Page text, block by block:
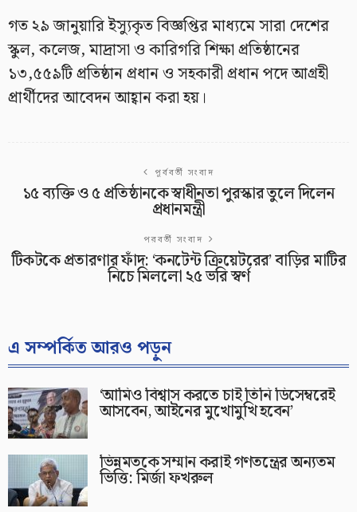
গত ২৯ জানুয়ারি ইস্যুকৃত বিজ্ঞপ্তির মাধ্যমে সারা দেশের
স্কুল, কলেজ, মাদ্রাসা ও কারিগরি শিক্ষা প্রতিষ্ঠানের
১৩,৫৫৯টি প্রতিষ্ঠান প্রধান ও সহকারী প্রধান পদে আগ্রহী
প্রার্থীদের আবেদন আহ্বান করা হয়।
পূর্ববর্তী সংবাদ
১৫ ব্যক্তি ও ৫ প্রতিষ্ঠানকে স্বাধীনতা পুরস্কার তুলে দিলেন
প্রধানমন্ত্রী
পরবর্তী সংবাদ
টিকটকে প্রতারণার ফাঁদ: ‘কনটেন্ট ক্রিয়েটরের’ বাড়ির মাটির
নিচে মিললো ২৫ ভরি স্বর্ণ
এ সম্পর্কিত আরও পড়ুন
‘আমিও বিশ্বাস করতে চাই তিনি ডিসেম্বরেই
আসবেন, আইনের মুখোমুখি হবেন’
ভিন্নমতকে সম্মান করাই গণতন্ত্রের অন্যতম
ভিত্তি: মির্জা ফখরুল